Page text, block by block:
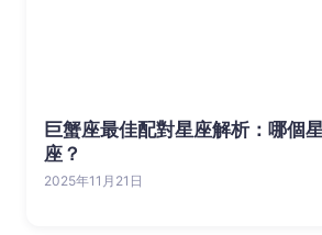
巨蟹座最佳配對星座解析：哪個
座？
2025年11月21日